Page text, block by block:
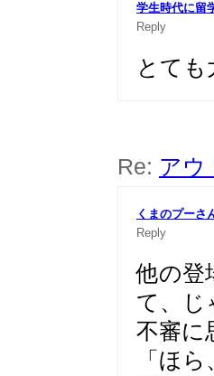
学生時代に留
Reply
とて
Re: アウ
くまのプーさ
Reply
他の登
て、じ
不審に
「ほ